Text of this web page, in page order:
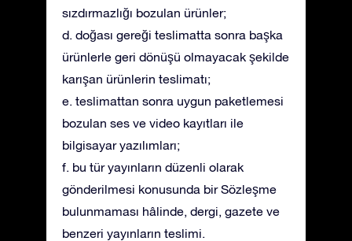
sızdırmazlığı bozulan ürünler;
d. doğası gereği teslimatta sonra başka
ürünlerle geri dönüşü olmayacak şekilde
karışan ürünlerin teslimatı;
e. teslimattan sonra uygun paketlemesi
bozulan ses ve video kayıtları ile
bilgisayar yazılımları;
f. bu tür yayınların düzenli olarak
gönderilmesi konusunda bir Sözleşme
bulunmaması hâlinde, dergi, gazete ve
benzeri yayınların teslimi.